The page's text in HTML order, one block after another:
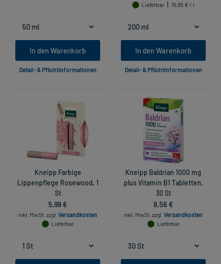
In den Warenkorb
Detail- & Pflichtinformationen
Lieferbar
19,95 € / l
In den Warenkorb
Detail- & Pflichtinformationen
Kneipp Farbige
Lippenpflege Rosewood, 1
St
5,99 €
inkl. MwSt. zzgl. Versandkosten
Lieferbar
Kneipp Baldrian 1000 mg
plus Vitamin B1 Tabletten,
30 St
8,56 €
inkl. MwSt. zzgl. Versandkosten
Lieferbar